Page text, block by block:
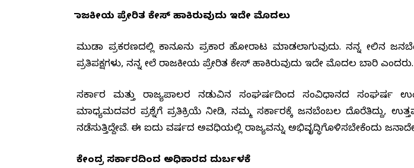
ರಾಜಕೀಯ ಪ್ರೇರಿತ ಕೇಸ್ ಹಾಕಿರುವುದು ಇದೇ ಮೊದಲು
ಮುಡಾ ಪ್ರಕರಣದಲ್ಲಿ ಕಾನೂನು ಪ್ರಕಾರ ಹೋರಾಟ ಮಾಡಲಾಗುವುದು. ನನ್ನ ಮೇಲಿನ
ಪ್ರತಿಪಕ್ಷಗಳು, ನನ್ನ ಮೇಲೆ ರಾಜಕೀಯ ಪ್ರೇರಿತ ಕೇಸ್ ಹಾಕಿರುವುದು ಇದೇ ಮೊದಲ ಬಾರಿ ಎಂದರು.
ಸರ್ಕಾರ ಮತ್ತು ರಾಜ್ಯಪಾಲರ ನಡುವಿನ ಸಂಘರ್ಷದಿಂದ ಸಂವಿಧಾನದ ಸಂಘರ್ಷ
ಮಾಧ್ಯಮದವರ ಪ್ರಶ್ನೆಗೆ ಪ್ರತಿಕ್ರಿಯೆ ನೀಡಿ, ನಮ್ಮ ಸರ್ಕಾರಕ್ಕೆ ಜನಬೆಂಬಲ ದೊರೆತಿದ್ದು,
ನಡೆಸುತ್ತಿದ್ದೇವೆ. ಈ ಐದು ವರ್ಷದ ಅವಧಿಯಲ್ಲಿ ರಾಜ್ಯವನ್ನು ಅಭಿವೃದ್ಧಿಗೊಳಿಸಬೇಕೆಂದು
ಕೇಂದ್ರ ಸರ್ಕಾರದಿಂದ ಅಧಿಕಾರದ ದುರ್ಬಳಕೆ